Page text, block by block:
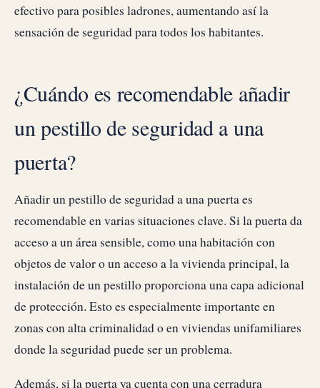
efectivo para posibles ladrones, aumentando así la
sensación de seguridad para todos los habitantes.
¿Cuándo es recomendable añadir
un pestillo de seguridad a una
puerta?
Añadir un pestillo de seguridad a una puerta es
recomendable en varias situaciones clave. Si la puerta da
acceso a un área sensible, como una habitación con
objetos de valor o un acceso a la vivienda principal, la
instalación de un pestillo proporciona una capa adicional
de protección. Esto es especialmente importante en
zonas con alta criminalidad o en viviendas unifamiliares
donde la seguridad puede ser un problema.
Además, si la puerta ya cuenta con una cerradura